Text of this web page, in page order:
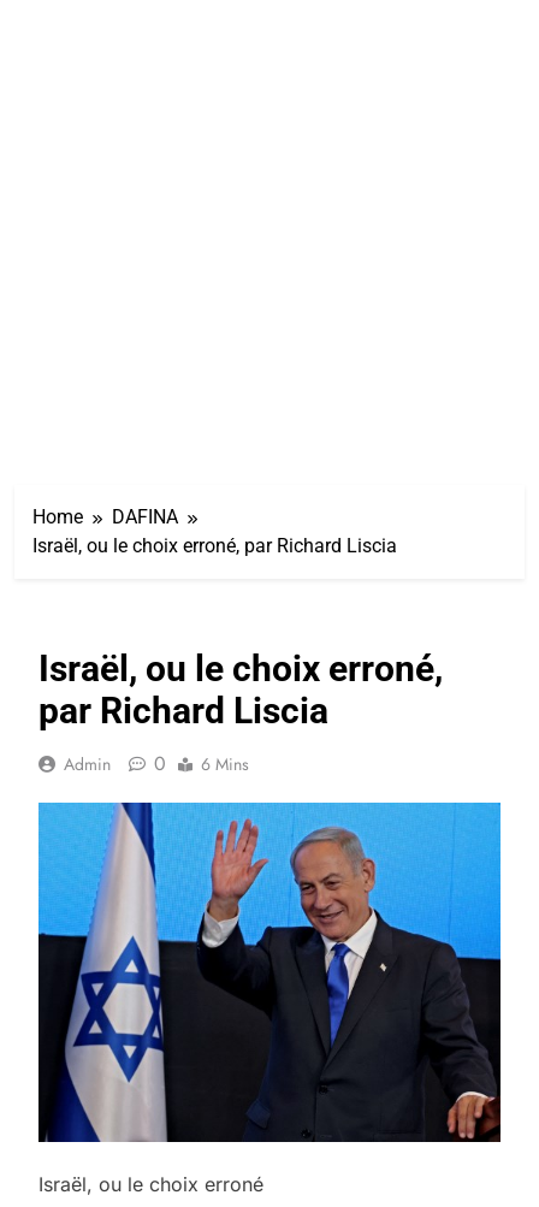
Home
DAFINA
Israël, ou le choix erroné, par Richard Liscia
Israël, ou le choix erroné,
par Richard Liscia
Admin 0 6 Mins
Israël, ou le choix erroné